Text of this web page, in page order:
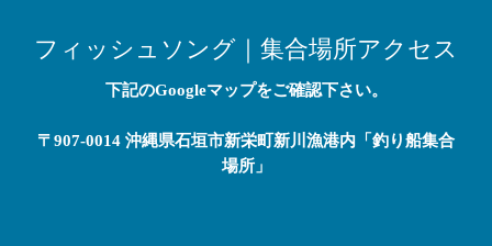
フィッシュソング｜集合場所アクセス
下記のGoogleマップをご確認下さい。
〒907-0014 沖縄県石垣市新栄町新川漁港内「釣り船集合
場所」